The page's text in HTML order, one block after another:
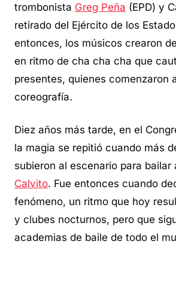
trombonista Greg Peña (EPD) y
retirado del Ejército de los
entonces, los músicos crearon
en ritmo de cha cha cha que
presentes, quienes comenzaron
coreografía.
Diez años más tarde, en el
la magia se repitió cuando más
subieron al escenario para
Calvito. Fue entonces cuando
fenómeno, un ritmo que hoy
y clubes nocturnos, pero que
academias de baile de todo el